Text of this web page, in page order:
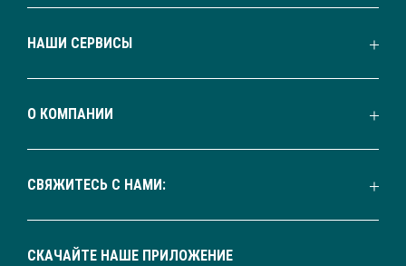
НАШИ СЕРВИСЫ
О КОМПАНИИ
СВЯЖИТЕСЬ С НАМИ:
СКАЧАЙТЕ НАШЕ ПРИЛОЖЕНИЕ